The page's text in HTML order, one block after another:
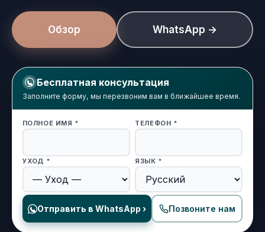
Имплантация Зубов
Обзор WhatsApp →
Бесплатная консультация
Заполните форму, мы перезвоним вам в ближайшее время.
ПОЛНОЕ ИМЯ * ТЕЛЕФОН *
УХОД * ЯЗЫК *
Отправить в WhatsApp › Позвоните нам